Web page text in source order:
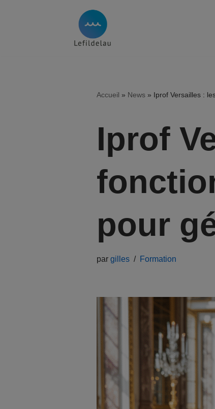
Accueil » News» Iprof Versailles :
Iprof
pour
par gilles Formation